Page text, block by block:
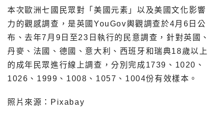
本次歐洲七國民眾對「美國元素」以及美國文化影響
力的觀感調查，是英國YouGov輿觀調查於4月6日公
布、去年7月9日至23日執行的民意調查，針對英國、
丹麥、法國、德國、意大利、西班牙和瑞典18歲以上
的成年民眾進行線上調查，分別完成1739、1020、
1026、1999、1008、1057、1004份有效樣本。
照片來源：Pixabay